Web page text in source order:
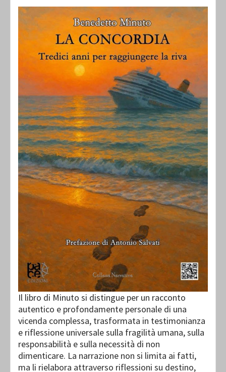
Il libro di Minuto si distingue per un racconto
autentico e profondamente personale di una
vicenda complessa, trasformata in testimonianza
e riflessione universale sulla fragilità umana, sulla
responsabilità e sulla necessità di non
dimenticare. La narrazione non si limita ai fatti,
ma li rielabora attraverso riflessioni su destino,